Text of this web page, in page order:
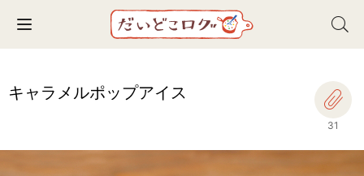
Toggle navigation
キャラメルポップアイス
31